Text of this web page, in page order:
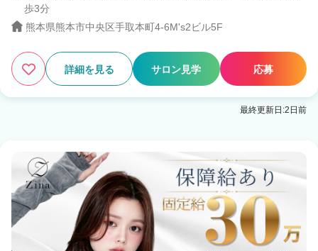
歩3分
熊本県熊本市中央区手取本町4-6M's2ビル5F
詳細を見る サロン見学 応募
最終更新日:2日前